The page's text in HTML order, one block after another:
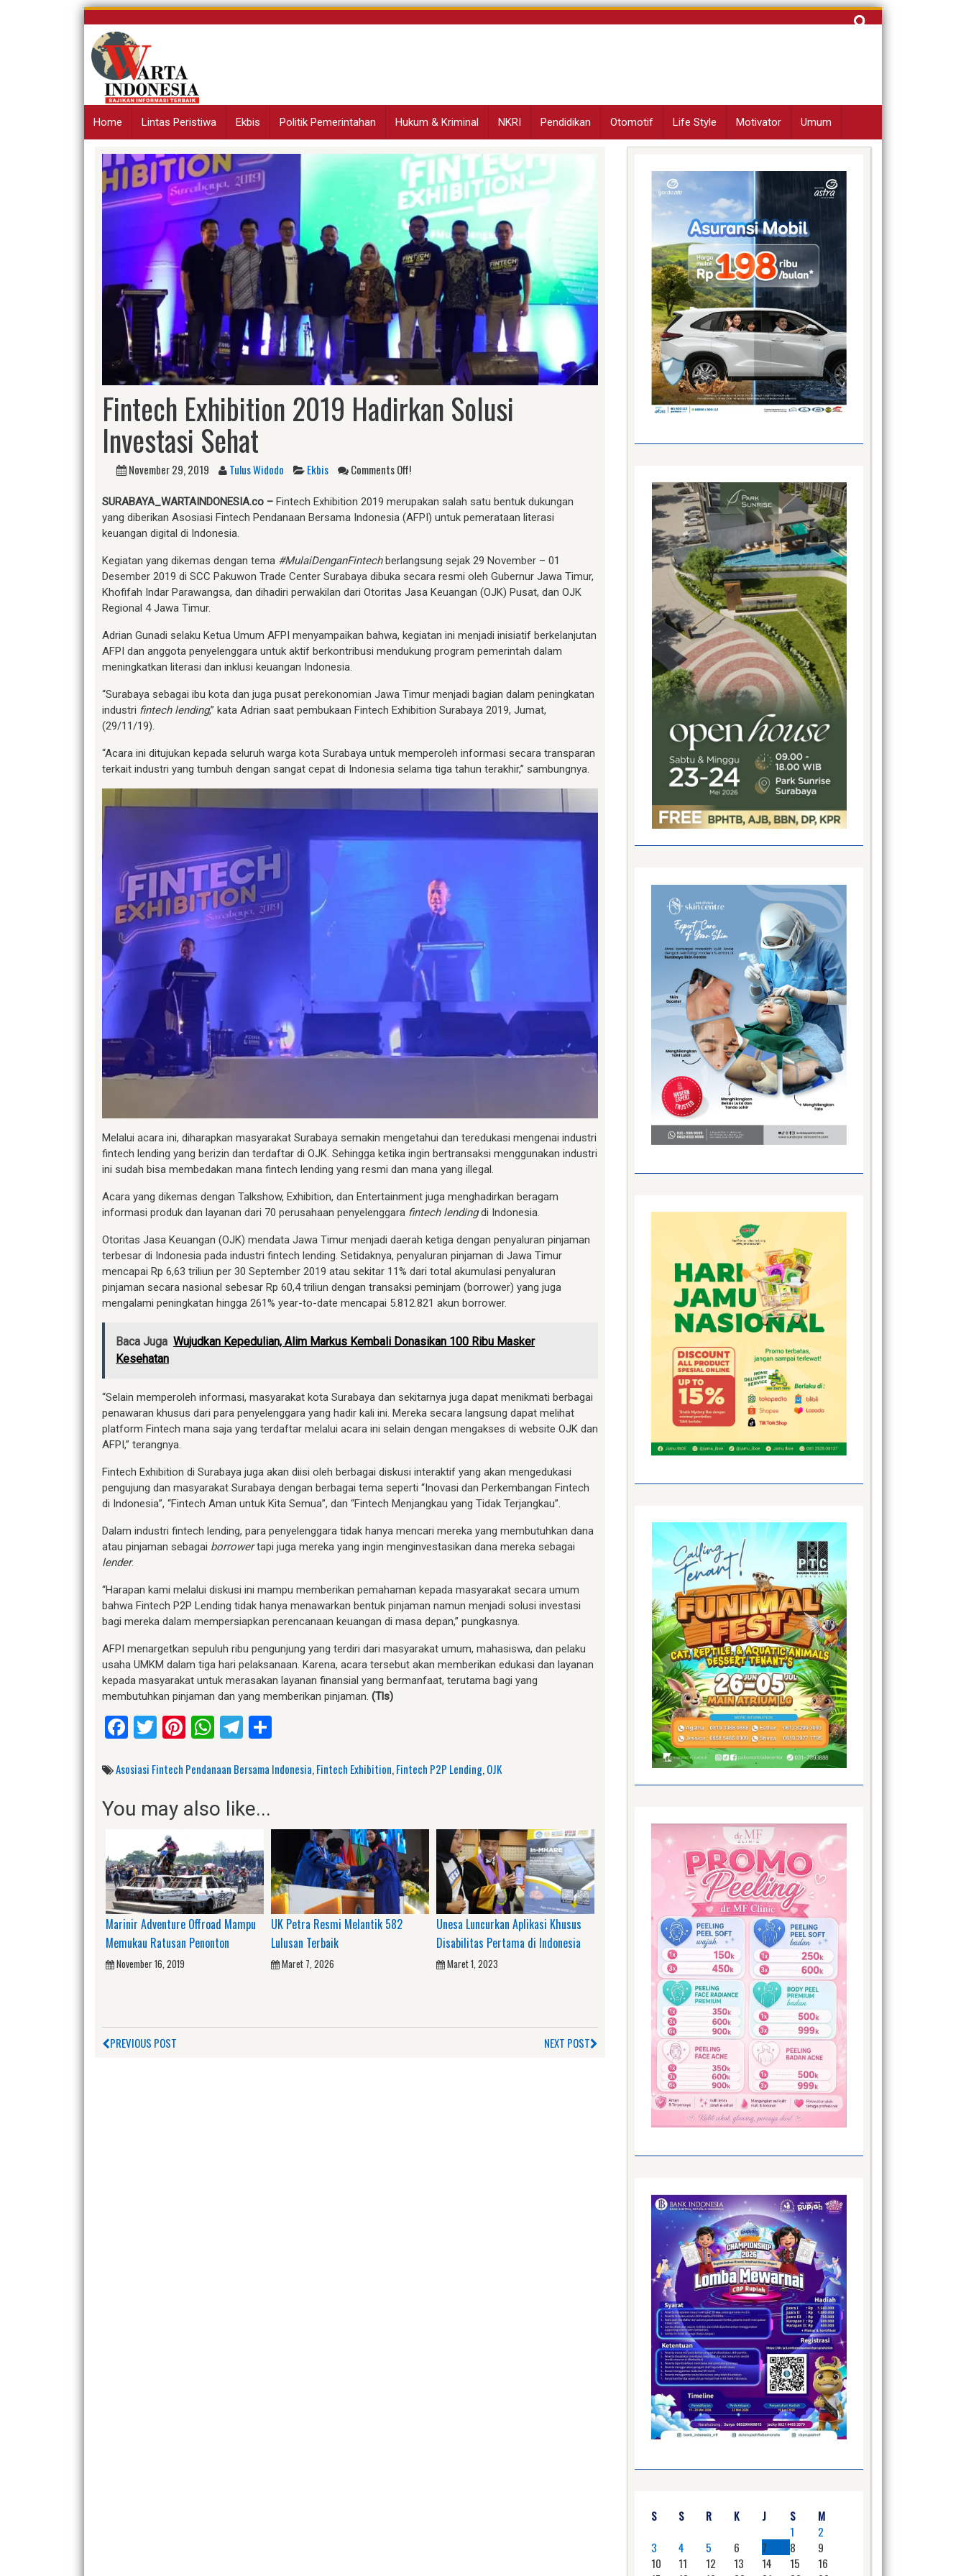
Skip
content
Cari
Home Lintas Peristiwa Ekbis Politik Pemerintahan Hukum & Kriminal NKRI Pendidikan Otomotif Life Style Motivator Umum
Fintech Exhibition 2019 Hadirkan Solusi
Investasi Sehat
November 29, 2019 Tulus Widodo Ekbis Comments Off!
SURABAYA_WARTAINDONESIA.co – Fintech Exhibition 2019 merupakan salah satu bentuk dukungan
yang diberikan Asosiasi Fintech Pendanaan Bersama Indonesia (AFPI) untuk pemerataan literasi
keuangan digital di Indonesia.
Kegiatan yang dikemas dengan tema #MulaiDenganFintechberlangsung sejak 29 November – 01
Desember 2019 di SCC Pakuwon Trade Center Surabaya dibuka secara resmi oleh Gubernur Jawa Timur,
Khofifah Indar Parawangsa, dan dihadiri perwakilan dari Otoritas Jasa Keuangan (OJK) Pusat, dan OJK
Regional 4 Jawa Timur.
Adrian Gunadi selaku Ketua Umum AFPI menyampaikan bahwa, kegiatan ini menjadi inisiatif berkelanjutan
AFPI dan anggota penyelenggara untuk aktif berkontribusi mendukung program pemerintah dalam
meningkatkan literasi dan inklusi keuangan Indonesia.
“Surabaya sebagai ibu kota dan juga pusat perekonomian Jawa Timur menjadi bagian dalam peningkatan
industri fintech lending,” kata Adrian saat pembukaan Fintech Exhibition Surabaya 2019, Jumat,
(29/11/19).
“Acara ini ditujukan kepada seluruh warga kota Surabaya untuk memperoleh informasi secara transparan
terkait industri yang tumbuh dengan sangat cepat di Indonesia selama tiga tahun terakhir,” sambungnya.
Melalui acara ini, diharapkan masyarakat Surabaya semakin mengetahui dan teredukasi mengenai industri
fintech lending yang berizin dan terdaftar di OJK. Sehingga ketika ingin bertransaksi menggunakan industri
ini sudah bisa membedakan mana fintech lending yang resmi dan mana yang illegal.
Acara yang dikemas dengan Talkshow, Exhibition, dan Entertainment juga menghadirkan beragam
informasi produk dan layanan dari 70 perusahaan penyelenggara fintech lendingdi Indonesia.
Otoritas Jasa Keuangan (OJK) mendata Jawa Timur menjadi daerah ketiga dengan penyaluran pinjaman
terbesar di Indonesia pada industri fintech lending. Setidaknya, penyaluran pinjaman di Jawa Timur
mencapai Rp 6,63 triliun per 30 September 2019 atau sekitar 11% dari total akumulasi penyaluran
pinjaman secara nasional sebesar Rp 60,4 triliun dengan transaksi peminjam (borrower) yang juga
mengalami peningkatan hingga 261% year-to-date mencapai 5.812.821 akun borrower.
Baca Juga Wujudkan Kepedulian, Alim Markus Kembali Donasikan 100 Ribu Masker
Kesehatan
“Selain memperoleh informasi, masyarakat kota Surabaya dan sekitarnya juga dapat menikmati berbagai
penawaran khusus dari para penyelenggara yang hadir kali ini. Mereka secara langsung dapat melihat
platform Fintech mana saja yang terdaftar melalui acara ini selain dengan mengakses di website OJK dan
AFPI,” terangnya.
Fintech Exhibition di Surabaya juga akan diisi oleh berbagai diskusi interaktif yang akan mengedukasi
pengujung dan masyarakat Surabaya dengan berbagai tema seperti “Inovasi dan Perkembangan Fintech
di Indonesia”, “Fintech Aman untuk Kita Semua”, dan “Fintech Menjangkau yang Tidak Terjangkau”.
Dalam industri fintech lending, para penyelenggara tidak hanya mencari mereka yang membutuhkan dana
atau pinjaman sebagai borrowertapi juga mereka yang ingin menginvestasikan dana mereka sebagai
lender.
“Harapan kami melalui diskusi ini mampu memberikan pemahaman kepada masyarakat secara umum
bahwa Fintech P2P Lending tidak hanya menawarkan bentuk pinjaman namun menjadi solusi investasi
bagi mereka dalam mempersiapkan perencanaan keuangan di masa depan,” pungkasnya.
AFPI menargetkan sepuluh ribu pengunjung yang terdiri dari masyarakat umum, mahasiswa, dan pelaku
usaha UMKM dalam tiga hari pelaksanaan. Karena, acara tersebut akan memberikan edukasi dan layanan
kepada masyarakat untuk merasakan layanan finansial yang bermanfaat, terutama bagi yang
membutuhkan pinjaman dan yang memberikan pinjaman. (Tls)
Facebook
Twitter
Pinterest
WhatsApp
Telegram
Asosiasi Fintech Pendanaan Bersama Indonesia,Fintech Exhibition,Fintech P2P Lending,OJK
You may also like...
Marinir Adventure Offroad Mampu
Memukau Ratusan Penonton
November 16, 2019
UK Petra Resmi Melantik 582
Lulusan Terbaik
Maret 7, 2026
Unesa Luncurkan Aplikasi Khusus
Disabilitas Pertama di Indonesia
Maret 1, 2023
PREVIOUS POST NEXT POST
S S R K J S
M
1
2
3
4 5 6 7 8
9
10
11 12 13 14 15
16